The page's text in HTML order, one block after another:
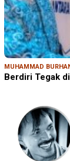
MUHAMMAD
Berdiri Tegak